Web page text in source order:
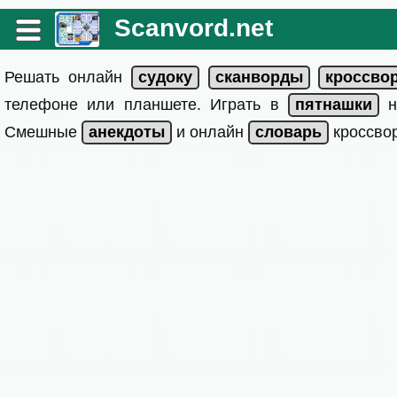
Scanvord.net
Решать онлайн
телефоне или планшете. Играть в
Смешные
и онлайн